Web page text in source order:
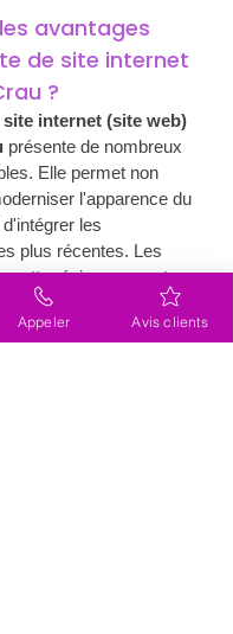
avantages
de site internet
?
internet (site web)
présente de nombreux
Elle permet non
l'apparence du
les
plus récentes. Les
cette région peuvent
clients des expériences
grâce à des plateformes
Appeler Avis clients